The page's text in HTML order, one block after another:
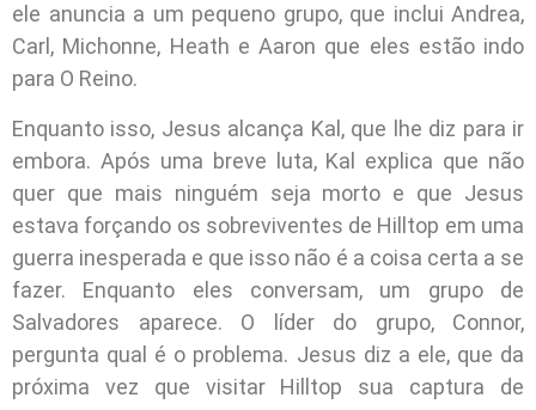
ele anuncia a um pequeno grupo, que inclui Andrea,
Carl, Michonne, Heath e Aaron que eles estão indo
para O Reino.
Enquanto isso, Jesus alcança Kal, que lhe diz para ir
embora. Após uma breve luta, Kal explica que não
quer que mais ninguém seja morto e que Jesus
estava forçando os sobreviventes de Hilltop em uma
guerra inesperada e que isso não é a coisa certa a se
fazer. Enquanto eles conversam, um grupo de
Salvadores aparece. O líder do grupo, Connor,
pergunta qual é o problema. Jesus diz a ele, que da
próxima vez que visitar Hilltop sua captura de